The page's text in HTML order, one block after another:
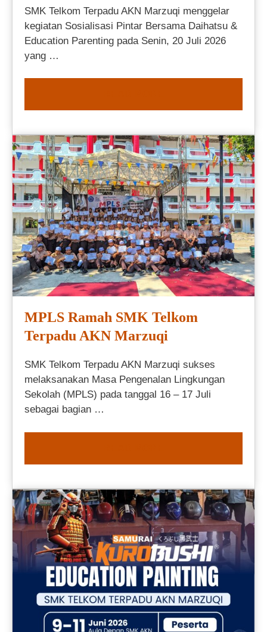
SMK Telkom Terpadu AKN Marzuqi menggelar
kegiatan Sosialisasi Pintar Bersama Daihatsu &
Education Parenting pada Senin, 20 Juli 2026
yang …
MPLS Ramah SMK Telkom
Terpadu AKN Marzuqi
SMK Telkom Terpadu AKN Marzuqi sukses
melaksanakan Masa Pengenalan Lingkungan
Sekolah (MPLS) pada tanggal 16 – 17 Juli
sebagai bagian …